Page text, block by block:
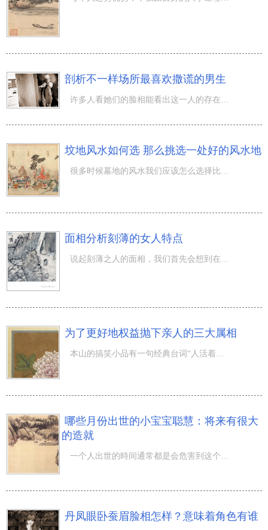
剖析不一样场所最喜欢撒谎的男生
许多人看她们的脸相能看出这一人的存在的问题，人从手相，脸相都表露着这一人的任何。而却从这一人的外观设
坟地风水如何选 那么挑选一处好的风水地
面相分析刻薄的女人特点
为了更好地权益抛下亲人的三大属相
哪些月份出世的小宝宝聪慧：将来有很大
的造就
一个人出世的時间通常都是会危害到这个人一辈子的运势，因而在 八字 计算的情况下当然也就做为了规范之一，
丹凤眼卧蚕眉脸相怎样？意味着角色有谁